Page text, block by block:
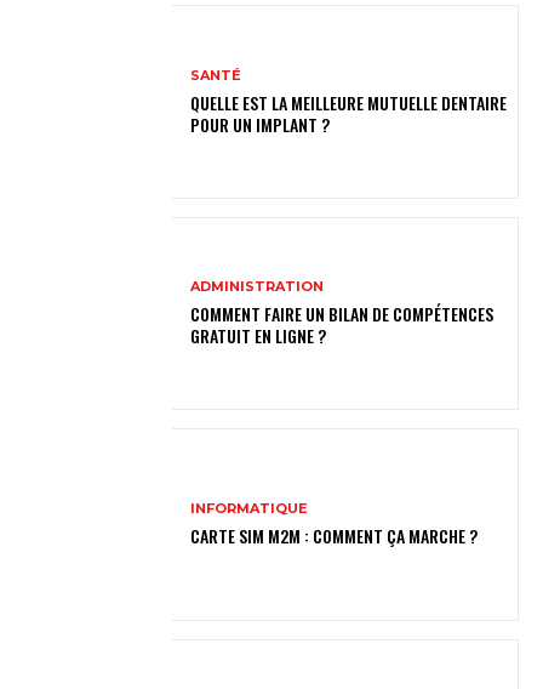
SANTÉ
QUELLE EST LA MEILLEURE MUTUELLE DENTAIRE
POUR UN IMPLANT ?
ADMINISTRATION
COMMENT FAIRE UN BILAN DE COMPÉTENCES
GRATUIT EN LIGNE ?
INFORMATIQUE
CARTE SIM M2M : COMMENT ÇA MARCHE ?